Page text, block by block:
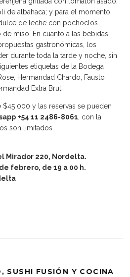
de albahaca; y para el momento
de leche con pochoclos
miso. En cuanto a las bebidas
gastronómicas, los
durante toda la tarde y noche, sin
etiquetas de la Bodega
Hermandad Chardo, Fausto
Extra Brut.
000 y las reservas se pueden
+54 11 2486-8061 , con la
son limitados.
Mirador 220, Nordelta.
febrero, de 19 a 00 h.
SUSHI FUSIÓN Y COCINA